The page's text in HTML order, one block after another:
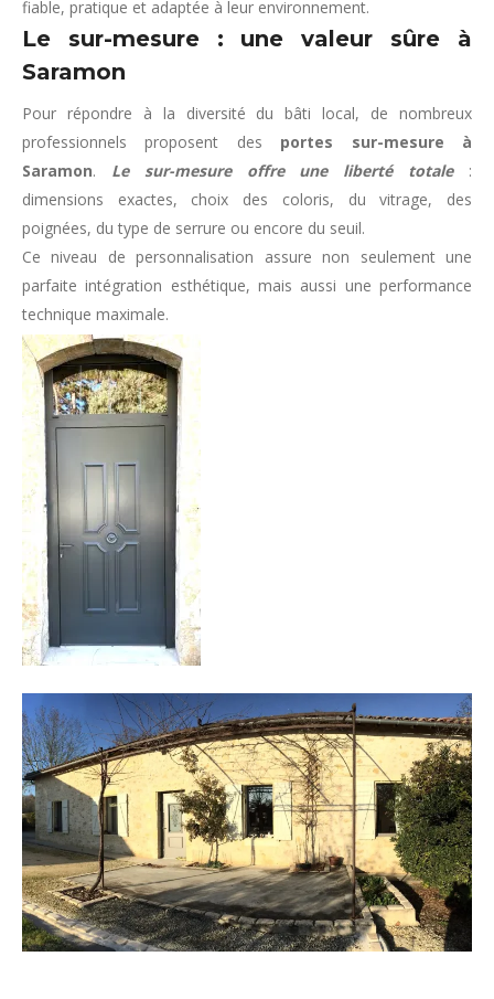
fiable, pratique et adaptée à leur environnement.
Le sur-mesure : une valeur sûre à
Saramon
Pour répondre à la diversité du bâti local, de nombreux
professionnels proposent des portes sur-mesure à
Saramon. Le sur-mesure offre une liberté totale:
dimensions exactes, choix des coloris, du vitrage, des
poignées, du type de serrure ou encore du seuil.
Ce niveau de personnalisation assure non seulement une
parfaite intégration esthétique, mais aussi une performance
technique maximale.